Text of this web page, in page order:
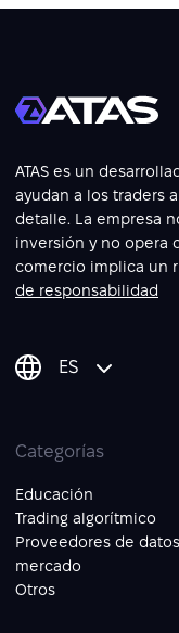
ATAS es un
ayudan a los traders
detalle. La empresa
inversión y no opera
comercio implica un
de responsabilidad
ES
Categorías
Educación
Trading algorítmico
Proveedores de
mercado
Otros